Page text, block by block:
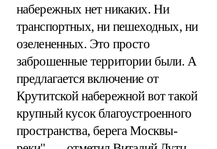
набережных нет никаких. Ни
транспортных, ни пешеходных, ни
озелененных. Это просто
заброшенные территории были. А
предлагается включение от
Крутитской набережной вот такой
крупный кусок благоустроенного
пространства, берега Москвы-